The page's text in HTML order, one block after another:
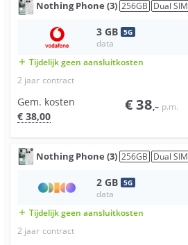
Nothing Phone (3) 256GB Dual SIM
3 GB 5G
data
2 jaar contract
€38,– p.m.
Gem. kosten
€ 38,00
add Tijdelijk geen aansluitkosten
Nothing Phone (3) 256GB Dual SIM
2 GB 5G
data
2 jaar contract
add Tijdelijk geen aansluitkosten